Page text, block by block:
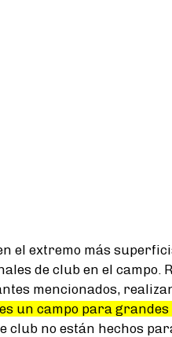
el extremo más
de club en el campo.
mencionados,
un campo para
club no están hechos